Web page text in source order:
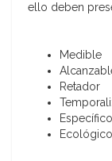
ello deben
Medible
Retador
Específico
Ecológico